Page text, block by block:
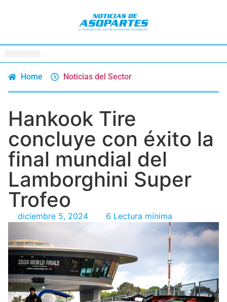
Home Noticias del Sector
Hankook Tire
concluye con éxito la
final mundial del
Lamborghini Super
Trofeo
diciembre 5, 2024 6 Lectura mínima